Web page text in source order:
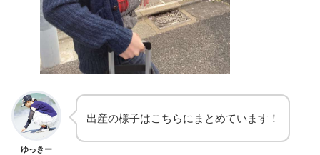
ゆっきー
出産の様子はこちらにまとめています！